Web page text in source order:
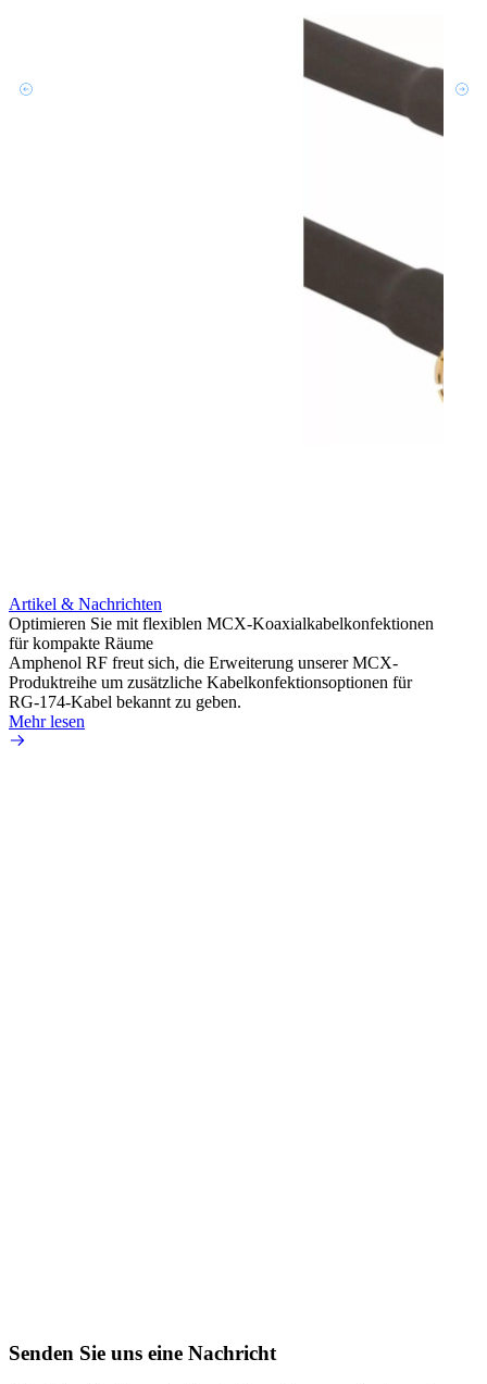
Artikel & Nachrichten
Optimieren Sie mit flexiblen MCX-Koaxialkabelkonfektionen
für kompakte Räume
Amphenol RF freut sich, die Erweiterung unserer MCX-
Produktreihe um zusätzliche Kabelkonfektionsoptionen für
RG-174-Kabel bekannt zu geben.
Mehr lesen
Senden Sie uns eine Nachricht